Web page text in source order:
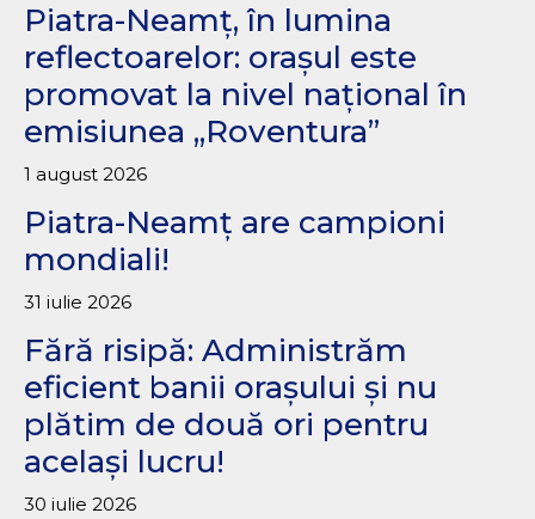
Piatra-Neamț, în lumina
reflectoarelor: orașul este
promovat la nivel național în
emisiunea „Roventura”
1 august 2026
Piatra-Neamț are campioni
mondiali!
31 iulie 2026
Fără risipă: Administrăm
eficient banii orașului și nu
plătim de două ori pentru
același lucru!
30 iulie 2026